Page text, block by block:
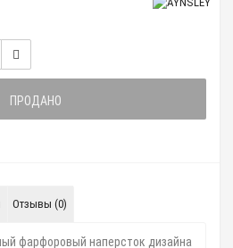
ПРОДАНО
Отзывы (0)
фарфоровый наперсток дизайна